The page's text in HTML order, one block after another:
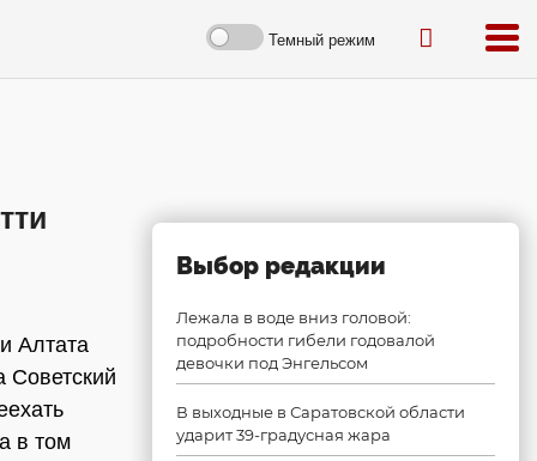
Темный режим
Алтата
в том
Выбор редакции
Лежала в воде вниз головой:
подробности гибели годовалой
девочки под Энгельсом
В выходные в Саратовской области
ударит 39-градусная жара